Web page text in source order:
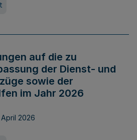
auf die zu
der Dienst- und
sowie der
im Jahr 2026
April 2026